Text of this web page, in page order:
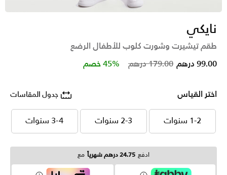
نايكي
طقم تيشيرت وشورت كلوب للأطفال الرضع
Price reduced from
179.00 درهم to 99.00 درهم 45% خصم
اختر القياس جدول المقاسات
1-2 سنوات 1-2 سنوات 2-3 سنوات 2-3 سنوات 3-4 سنوات 3-4 سنوات
ادفع 24.75 درهم شهرياً مع